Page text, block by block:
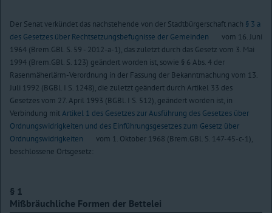
Der Senat verkündet das nachstehende von der Stadtbürgerschaft nach § 3 a
des Gesetzes über Rechtsetzungsbefugnisse der Gemeinden
vom 16. Juni
1964 (Brem.GBl. S. 59 - 2012-a-1), das zuletzt durch das Gesetz vom 3. Mai
1994 (Brem.GBl. S. 123) geändert worden ist, sowie § 6 Abs. 4 der
Rasenmäherlärm-Verordnung in der Fassung der Bekanntmachung vom 13.
Juli 1992 (BGBl. I S. 1248), die zuletzt geändert durch Artikel 33 des
Gesetzes vom 27. April 1993 (BGBl. I S. 512), geändert worden ist, in
Verbindung mitArtikel 1 des Gesetzes zur Ausführung des Gesetzes über
Ordnungswidrigkeiten und des Einführungsgesetzes zum Gesetz über
Ordnungswidrigkeiten
vom 1. Oktober 1968 (Brem.GBl. S. 147-45-c-1),
beschlossene Ortsgesetz:
§ 1
Mißbräuchliche Formen der Bettelei